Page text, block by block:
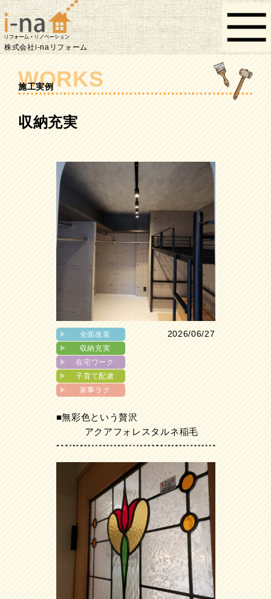
株式会社i-naリフォーム
WORKS
施工実例
収納充実
▶︎
全面改装
▶︎
収納充実
▶︎
在宅ワーク
▶︎
子育て配慮
▶︎
家事ラク
2026/06/27
■無彩色という贅沢
アクアフォレスタルネ稲毛